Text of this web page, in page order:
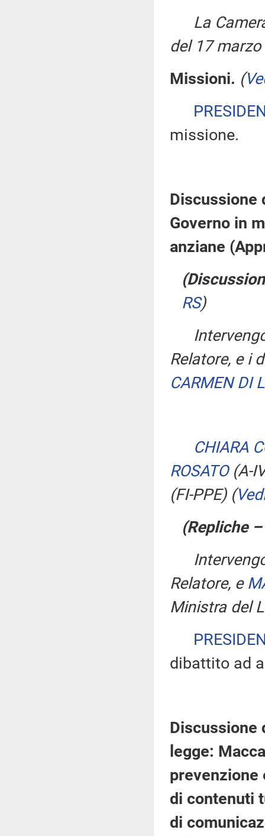
La
del 17
Missioni. (
missione.
Discussione
Governo in
anziane
RS)
Relatore, e i
CARMEN DI
CHIARA
ROSATO(A-
(FI-PPE) (
(Repliche
Relatore, e
Ministra del
dibattito ad
Discussione
legge:
di contenuti
di